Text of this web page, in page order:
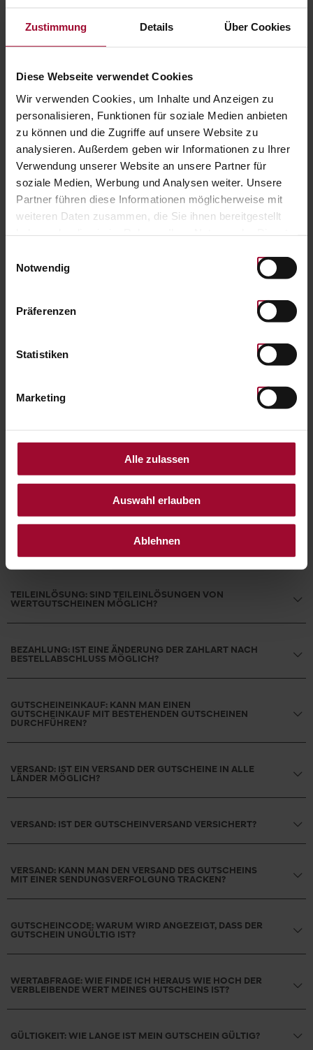
Zustimmung Details Über Cookies
Diese Webseite verwendet Cookies
Wir verwenden Cookies, um Inhalte und Anzeigen zu
personalisieren, Funktionen für soziale Medien anbieten
zu können und die Zugriffe auf unsere Website zu
analysieren. Außerdem geben wir Informationen zu Ihrer
Verwendung unserer Website an unsere Partner für
soziale Medien, Werbung und Analysen weiter. Unsere
Partner führen diese Informationen möglicherweise mit
weiteren Daten zusammen, die Sie ihnen bereitgestellt
unsererDatenschutzerklärung
Notwendig
Präferenzen
Statistiken
Marketing
Alle zulassen
Auswahl erlauben
Ablehnen
FAQ
WIE FUNKTIONIERT DER BESTELLVORGANG?
GUTSCHEINVORLAGEN?
GRUSSTEXT: KANN MAN EINEN GRUSSTEXT AUF DEN WE
RTGUTSCHEIN SCHREIBEN?
ZUSTELLUNG: WIE WERDEN DIE GUTSCHEINE
EINLÖSUNG: WO KANN MAN DIE GUTSCHEINE
TEILEINLÖSUNG: SIND TEILEINLÖSUNGEN VON
WERTGUTSCHEINEN MÖGLICH?
BEZAHLUNG: IST EINE ÄNDERUNG DER ZAHLART NACH
BESTELLABSCHLUSS MÖGLICH?
GUTSCHEINEINKAUF: KANN MAN EINEN
GUTSCHEINKAUF MIT BESTEHENDEN GUTSCHEINEN
DURCHFÜHREN?
VERSAND: IST EIN VERSAND DER GUTSCHEINE IN ALLE
LÄNDER MÖGLICH?
VERSAND: IST DER GUTSCHEINVERSAND VERSICHERT?
VERSAND: KANN MAN DEN VERSAND DES GUTSCHEINS
MIT EINER SENDUNGSVERFOLGUNG TRACKEN?
GUTSCHEINCODE: WARUM WIRD ANGEZEIGT, DASS DER
GUTSCHEIN UNGÜLTIG IST?
WERTABFRAGE: WIE FINDE ICH HERAUS WIE HOCH DER
VERBLEIBENDE WERT MEINES GUTSCHEINS IST?
GÜLTIGKEIT: WIE LANGE IST MEIN GUTSCHEIN GÜLTIG?